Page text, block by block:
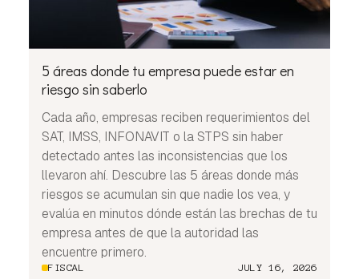
5 áreas donde tu empresa puede estar en
riesgo sin saberlo
Cada año, empresas reciben requerimientos del
SAT, IMSS, INFONAVIT o la STPS sin haber
detectado antes las inconsistencias que los
llevaron ahí. Descubre las 5 áreas donde más
riesgos se acumulan sin que nadie los vea, y
evalúa en minutos dónde están las brechas de tu
empresa antes de que la autoridad las
encuentre primero.
FISCAL JULY 16, 2026